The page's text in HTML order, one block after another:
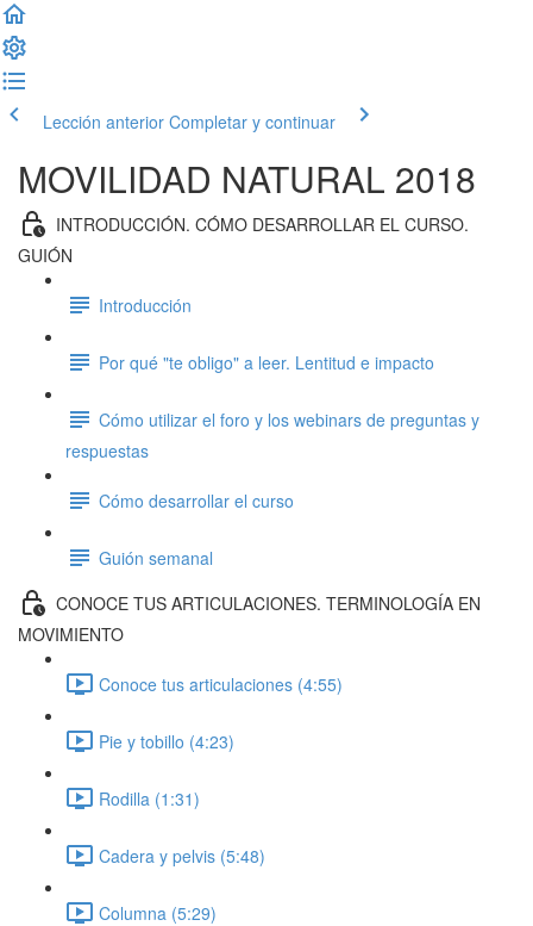
Lección anterior Completar y continuar
MOVILIDAD NATURAL 2018
INTRODUCCIÓN. CÓMO DESARROLLAR EL CURSO.
GUIÓN
Introducción
Por qué "te obligo" a leer. Lentitud e impacto
Cómo utilizar el foro y los webinars de preguntas y
respuestas
Cómo desarrollar el curso
Guión semanal
CONOCE TUS ARTICULACIONES. TERMINOLOGÍA EN
MOVIMIENTO
Conoce tus articulaciones (4:55)
Pie y tobillo (4:23)
Rodilla (1:31)
Cadera y pelvis (5:48)
Columna (5:29)